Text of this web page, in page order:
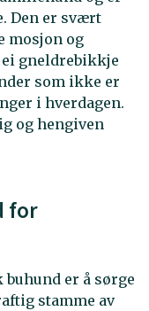
Den er svært
mosjon og
gneldrebikkje
som ikke er
i hverdagen.
og hengiven
for
er å sørge
stamme av